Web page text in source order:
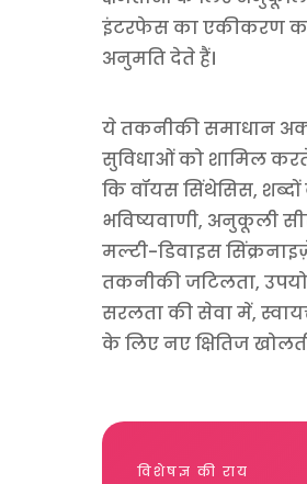
इंटरफेस का एकीकरण
अनुमति देते हैं।
ये तकनीकी समाधान
सुविधाओं को शामिल
कि वॉयस सिंथेसिस, शब्दों
भविष्यवाणी, अनुकूली
मल्टी-डिवाइस
तकनीकी जटिलता,
सरलता की सेवा में,
के लिए नए क्षितिज
विशेषज्ञ की राय